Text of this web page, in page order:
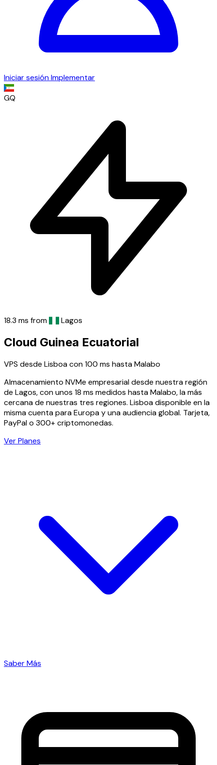
Iniciar sesiónImplementar
GQ
18.3 ms from Lagos
Cloud Guinea Ecuatorial
VPS desde Lisboa con 100 ms hasta Malabo
Almacenamiento NVMe empresarial desde nuestra región
de Lagos, con unos 18 ms medidos hasta Malabo, la más
cercana de nuestras tres regiones. Lisboa disponible en la
misma cuenta para Europa y una audiencia global. Tarjeta,
PayPal o 300+ criptomonedas.
Ver Planes
Saber Más